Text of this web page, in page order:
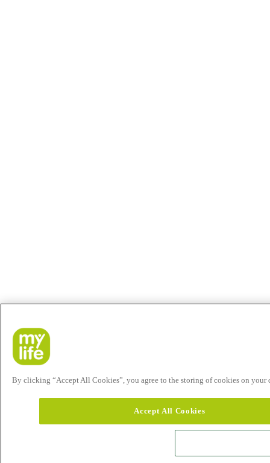
By clicking “Accept All Cookies”, you agree to the storing of cookies on your
Accept All Cookies